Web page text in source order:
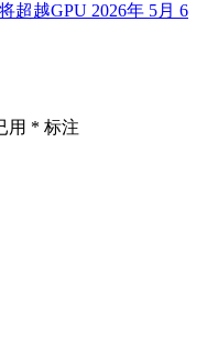
超越GPU 2026年 5月 6
用 * 标注